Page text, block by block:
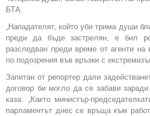
БТА.
„Нападателят, който уби трима души
преди да бъде застрелян, е бил
разследван преди време от агенти
по подозрения във връзки с
Запитан от репортер дали
договор би могло да се забави
каза: „Както министър-
парламентът днес се връща към